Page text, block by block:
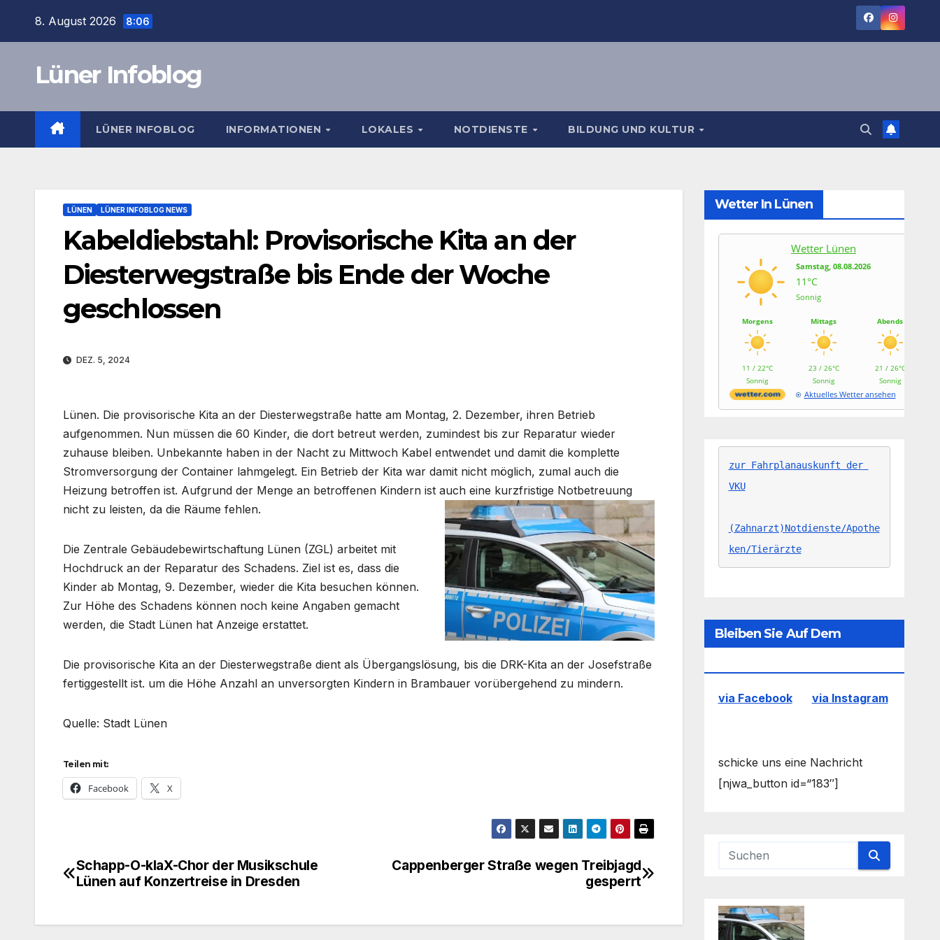
8. August 2026 8:06
Lüner Infoblog
LÜNER INFOBLOG INFORMATIONEN LOKALES NOTDIENSTE BILDUNG UND KULTUR
LÜNEN LÜNER INFOBLOG NEWS
Kabeldiebstahl: Provisorische Kita an der
Diesterwegstraße bis Ende der Woche
geschlossen
DEZ. 5, 2024
Lünen. Die provisorische Kita an der Diesterwegstraße hatte am Montag, 2. Dezember, ihren Betrieb
aufgenommen. Nun müssen die 60 Kinder, die dort betreut werden, zumindest bis zur Reparatur wieder
zuhause bleiben. Unbekannte haben in der Nacht zu Mittwoch Kabel entwendet und damit die komplette
Stromversorgung der Container lahmgelegt. Ein Betrieb der Kita war damit nicht möglich, zumal auch die
Heizung betroffen ist. Aufgrund der Menge an betroffenen Kindern ist auch eine kurzfristige Notbetreuung
nicht zu leisten, da die Räume fehlen.
Die Zentrale Gebäudebewirtschaftung Lünen (ZGL) arbeitet mit
Hochdruck an der Reparatur des Schadens. Ziel ist es, dass die
Kinder ab Montag, 9. Dezember, wieder die Kita besuchen können.
Zur Höhe des Schadens können noch keine Angaben gemacht
werden, die Stadt Lünen hat Anzeige erstattet.
Die provisorische Kita an der Diesterwegstraße dient als Übergangslösung, bis die DRK-Kita an der Josefstraße
fertiggestellt ist. um die Höhe Anzahl an unversorgten Kindern in Brambauer vorübergehend zu mindern.
Quelle: Stadt Lünen
Teilen mit:
Facebook X
Beitragsnavigation
Cappenberger Straße wegen Treibjagd
gesperrt
Schapp-O-klaX-Chor der Musikschule
Lünen auf Konzertreise in Dresden
Wetter In Lünen
Wetter Lünen
Samstag, 08.08.2026
11°C
Sonnig
Morgens
11 / 22°C
Sonnig
Mittags
23 / 26°C
Sonnig
Abends
21 / 26°C
Sonnig
Aktuelles Wetter ansehen
zur Fahrplanauskunft der
VKU
(Zahnarzt)Notdienste/Apothe
ken/Tierärzte
Bleiben Sie Auf Dem
via Facebook via Instagram
schicke uns eine Nachricht
[njwa_button id=“183″]